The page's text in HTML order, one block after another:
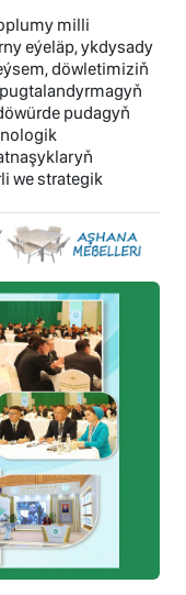
milli
eýeläp, ykdysady
döwletimiziň
pudagyň
we strategik